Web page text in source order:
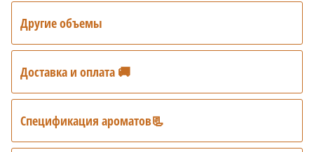
Другие объемы
Доставка и оплата 🚚
Спецификация ароматов📃